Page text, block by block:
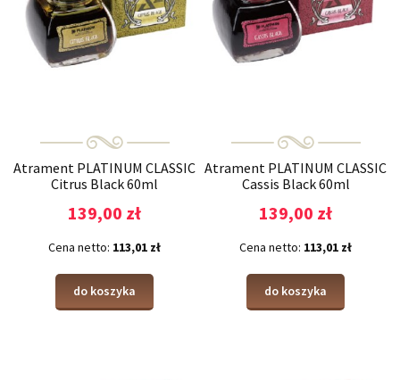
Atrament PLATINUM CLASSIC
Citrus Black 60ml
139,00 zł
Cena netto: 113,01 zł
do koszyka
Atrament PLATINUM CLASSIC
Cassis Black 60ml
139,00 zł
Cena netto: 113,01 zł
do koszyka